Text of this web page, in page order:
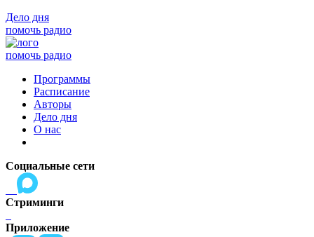
Дело дня
помочь радио
помочь радио
Программы
Расписание
Авторы
Дело дня
О нас
Социальные сети
Стриминги
Приложение